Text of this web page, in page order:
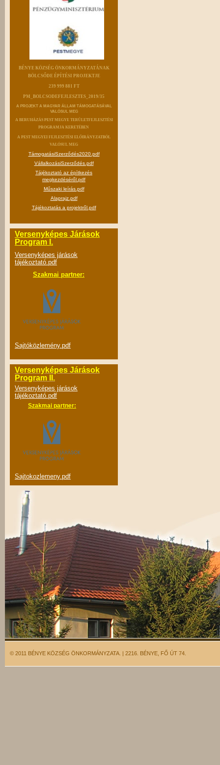
BÉNYE KÖZSÉG ÖNKORMÁNYZATÁNAK
BÖLCSŐDE ÉPÍTÉSI PROJEKTJE
239 999 881 FT
PM_BOLCSODEFEJLESZTES_2019/35
A PROJEKT A MAGYAR ÁLLAM TÁMOGATÁSÁVAL
VALÓSUL MEG
A BERUHÁZÁS PEST MEGYE TERÜLETFEJLESZTÉSI
PROGRAMJA KERETÉBEN
A PEST MEGYEI FEJLESZTÉSI ELŐIRÁNYZATBÓL
VALÓSUL MEG
TámogatásiSzerződés2020.pdf
VállalkozásiSzerződés.pdf
Tájékoztató az építkezés
megkezdéséről.pdf
Műszaki leírás.pdf
Alaprajz.pdf
Tájékoztatás a projektről.pdf
Versenyképes Járások
Program I.
Versenyképes járások
tájékoztató.pdf
Szakmai partner:
Sajtóközlemény.pdf
Versenyképes Járások
Program II.
Versenyképes járások
tájékoztató.pdf
Szakmai partner:
Sajtokozlemeny.pdf
© 2011 BÉNYE KÖZSÉG ÖNKORMÁNYZATA. | 2216. BÉNYE, FŐ ÚT 74.